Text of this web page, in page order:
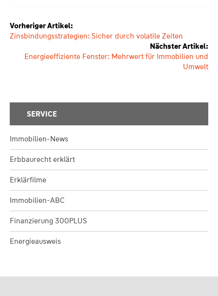
Vorheriger Artikel:
Zinsbindungsstrategien: Sicher durch volatile Zeiten
Nächster Artikel:
Energieeffiziente Fenster: Mehrwert für Immobilien und
Umwelt
SERVICE
Immobilien-News
Erbbaurecht erklärt
Erklärfilme
Immobilien-ABC
Finanzierung 300PLUS
Energieausweis